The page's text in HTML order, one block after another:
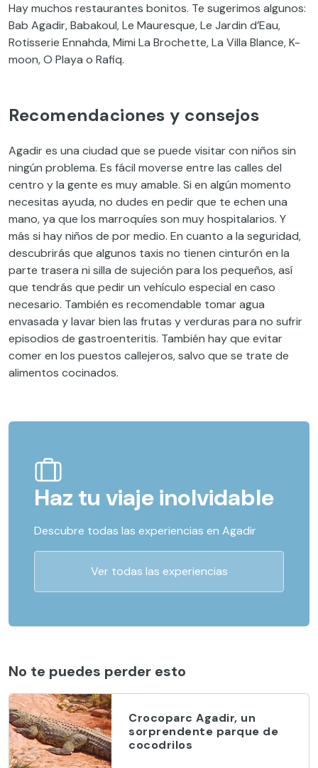
Hay muchos restaurantes bonitos. Te sugerimos algunos:
Bab Agadir, Babakoul, Le Mauresque, Le Jardin d’Eau,
Rotisserie Ennahda, Mimi La Brochette, La Villa Blance, K-
moon, O Playa o Rafiq.
Recomendaciones y consejos
Agadir es una ciudad que se puede visitar con niños sin
ningún problema. Es fácil moverse entre las calles del
centro y la gente es muy amable. Si en algún momento
necesitas ayuda, no dudes en pedir que te echen una
mano, ya que los marroquíes son muy hospitalarios. Y
más si hay niños de por medio. En cuanto a la seguridad,
descubrirás que algunos taxis no tienen cinturón en la
parte trasera ni silla de sujeción para los pequeños, así
que tendrás que pedir un vehículo especial en caso
necesario. También es recomendable tomar agua
envasada y lavar bien las frutas y verduras para no sufrir
episodios de gastroenteritis. También hay que evitar
comer en los puestos callejeros, salvo que se trate de
alimentos cocinados.
Haz tu viaje inolvidable
Descubre todas las experiencias en Agadir
Ver todas las experiencias
No te puedes perder esto
Crocoparc Agadir, un
sorprendente parque de
cocodrilos